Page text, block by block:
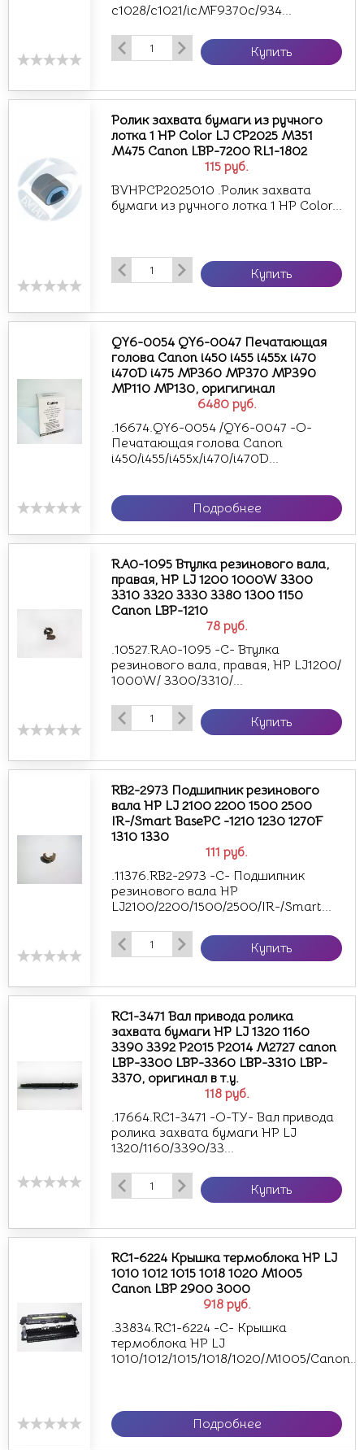
c1028/c1021/icMF9370c/934...
Купить
115 руб.
Pолик захвата бумаги из ручного
лотка 1 HP Color LJ CP2025 M351
M475 Canon LBP-7200 RL1-1802
BVHPCP2025010 .Pолик захвата
бумаги из ручного лотка 1 HP Color...
Купить
6480 руб.
QY6-0054 QY6-0047 Печатающая
голова Canon i450 i455 i455x i470
i470D i475 MP360 MP370 MP390
MP110 MP130, оригигинал
.16674.QY6-0054 /QY6-0047 -О-
Печатающая голова Canon
i450/i455/i455x/i470/i470D...
Подробнее
78 руб.
RA0-1095 Втулка резинового вала,
правая, HP LJ 1200 1000W 3300
3310 3320 3330 3380 1300 1150
Canon LBP-1210
.10527.RA0-1095 -С- Втулка
резинового вала, правая, HP LJ1200/
1000W/ 3300/3310/...
Купить
111 руб.
RB2-2973 Подшипник резинового
вала HP LJ 2100 2200 1500 2500
IR-/Smart BasePC -1210 1230 1270F
1310 1330
.11376.RB2-2973 -С- Подшипник
резинового вала HP
LJ2100/2200/1500/2500/IR-/Smart...
Купить
118 руб.
RC1-3471 Вал привода ролика
захвата бумаги HP LJ 1320 1160
3390 3392 P2015 P2014 M2727 canon
LBP-3300 LBP-3360 LBP-3310 LBP-
3370, оригинал в т.у.
.17664.RC1-3471 -О-ТУ- Вал привода
ролика захвата бумаги HP LJ
1320/1160/3390/33...
Купить
918 руб.
RC1-6224 Крышка термоблока НР LJ
1010 1012 1015 1018 1020 M1005
Canon LBP 2900 3000
.33834.RC1-6224 -С- Крышка
термоблока НР LJ
1010/1012/1015/1018/1020/M1005/Canon...
Подробнее